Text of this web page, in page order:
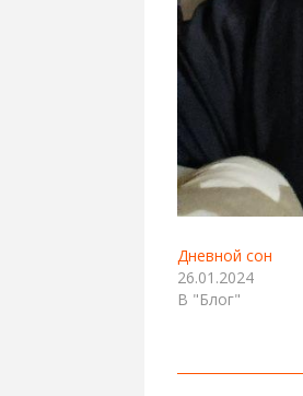
Дневной сон
26.01.2024
В "Блог"